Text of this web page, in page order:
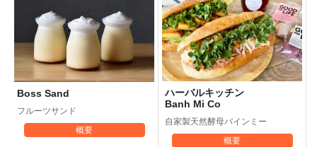
Boss Sand
フルーツサンド
概要
ハーバルキッチン
Banh Mi Co
自家製天然酵母バインミー
概要